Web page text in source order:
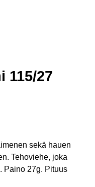
115/27
sekä hauen
Tehoviehe, joka
Paino 27g. Pituus